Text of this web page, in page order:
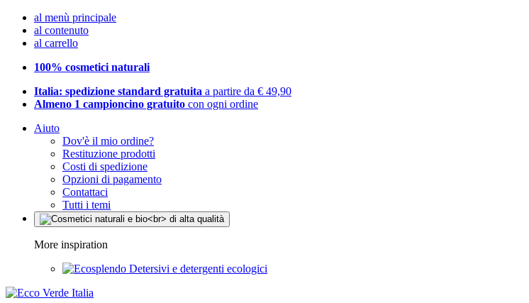
al menù principale
al contenuto
al carrello
100% cosmetici naturali
Italia: spedizione standard gratuita a partire da € 49,90
Almeno 1 campioncino gratuito con ogni ordine
Aiuto
Dov'è il mio ordine?
Restituzione prodotti
Costi di spedizione
Opzioni di pagamento
Contattaci
Tutti i temi
More inspiration
Detersivi e detergenti ecologici